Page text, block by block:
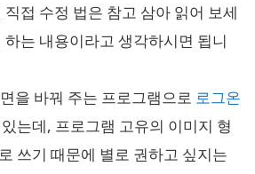
접 수정 법은 참고 삼아 읽어 보세
하는 내용이라고 생각하시면 됩니
을 바꿔 주는 프로그램으로 로그온
는데, 프로그램 고유의 이미지 형
쓰기 때문에 별로 권하고 싶지는